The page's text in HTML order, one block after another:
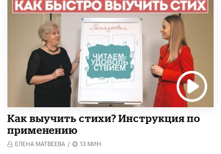
Как выучить стихи? Инструкция по
применению
ЕЛЕНА МАТВЕЕВА / 13 МИН.